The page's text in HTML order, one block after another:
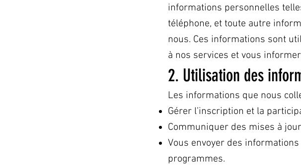
informations personnelles
téléphone, et toute autre
nous. Ces informations sont
à nos services et vous
2. Utilisation des
Les informations que nous
Gérer l’inscription et la
Communiquer des mises à
Vous envoyer des
programmes.